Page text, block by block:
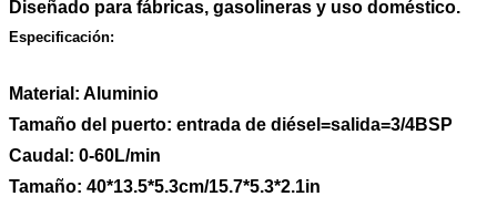
Diseñado para fábricas, gasolineras y uso doméstico.
Especificación:
Material: Aluminio
Tamaño del puerto: entrada de diésel=salida=3/4BSP
Caudal: 0-60L/min
Tamaño: 40*13.5*5.3cm/15.7*5.3*2.1in